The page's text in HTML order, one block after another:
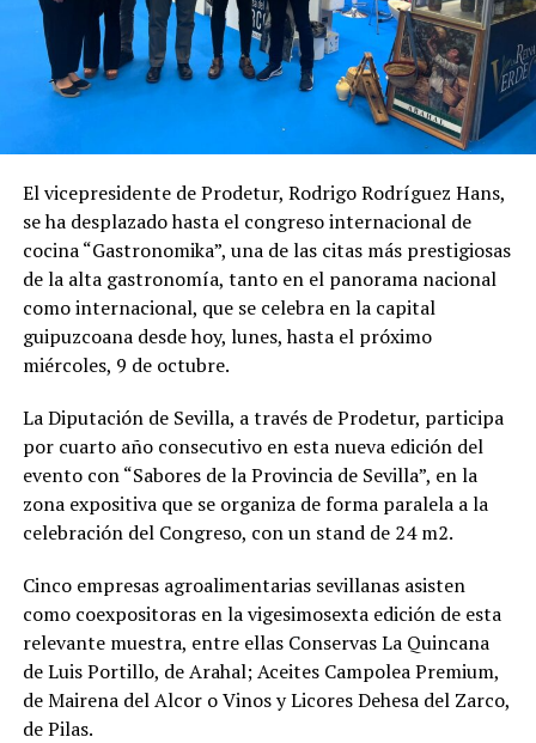
El vicepresidente de Prodetur, Rodrigo Rodríguez Hans,
se ha desplazado hasta el congresointernacional de
cocina “Gastronomika”, una de las citas más prestigiosas
de la alta gastronomía, tanto en el panorama nacional
como internacional, que se celebra en la capital
guipuzcoanadesdehoy, lunes, hasta el próximo
miércoles, 9 de octubre.
La Diputación de Sevilla, a través de Prodetur, participa
por cuarto año consecutivo en esta nueva edición del
eventocon “Sabores de la Provincia de Sevilla”, en la
zona expositiva que se organiza de forma paralela a la
celebración del Congreso, con un stand de 24 m2.
Cinco empresas agroalimentarias sevillanas asisten
como coexpositorasenlavigesimosextaedición de esta
relevante muestra, entre ellasConservas La Quincana
de Luis Portillo, de Arahal;Aceites CampoleaPremium,
de Mairena del Alcor o Vinos y Licores Dehesa del Zarco,
de Pilas.